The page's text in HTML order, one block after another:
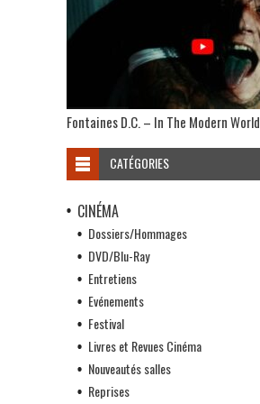
Fontaines D.C. – In The Modern World
CATÉGORIES
CINÉMA
Dossiers/Hommages
DVD/Blu-Ray
Entretiens
Evénements
Festival
Livres et Revues Cinéma
Nouveautés salles
Reprises